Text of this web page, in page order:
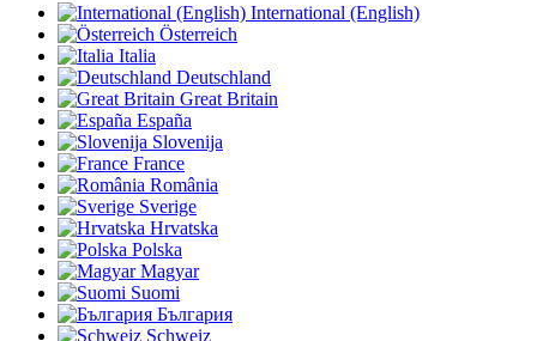
International (English)
Österreich
Italia
Deutschland
Great Britain
España
Slovenija
France
România
Sverige
Hrvatska
Polska
Magyar
Suomi
България
Schweiz